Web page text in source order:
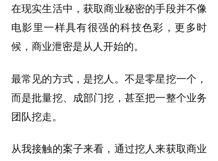
在现实生活中，获取商业秘密的手段并不像
电影里一样具有很强的科技色彩，更多时
候，商业泄密是从人开始的。
最常见的方式，是挖人。 不是零星挖一个，
而是批量挖、成部门挖，甚至把一整个业务
团队挖走。
从我接触的案子来看，通过挖人来获取商业